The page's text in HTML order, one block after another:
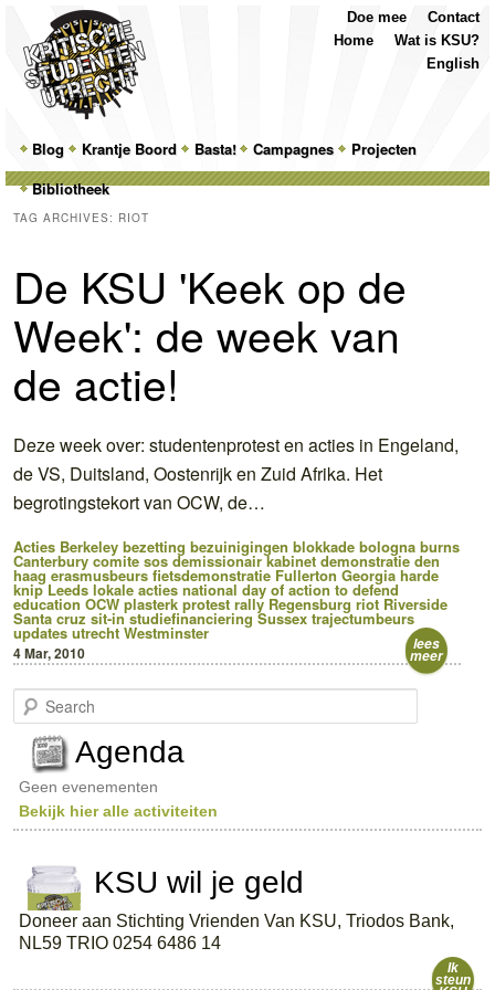
MainSkip
to
primary
content
Skip
to
secondary
content
Blog Krantje Boord Basta! Campagnes
Projecten
Bibliotheek
Contact
Doe mee
Wat is KSU?
Home
English
TAG ARCHIVES: RIOT
De KSU 'Keek op de
Week': de week van
de actie!
Deze week over: studentenprotest en acties in Engeland,
de VS, Duitsland, Oostenrijk en Zuid Afrika. Het
begrotingstekort van OCW, de…
Acties Berkeley bezetting bezuinigingen blokkade bologna burns
Canterbury comite sos demissionair kabinet demonstratie den
haag erasmusbeurs fietsdemonstratie Fullerton Georgia harde
knip Leeds lokale acties national day of action to defend
education OCW plasterk protest rally Regensburg riot Riverside
Santa cruz sit-in studiefinanciering Sussex trajectumbeurs
updates utrecht Westminster
4 Mar, 2010 lees
meer
e
c
h
Agenda
Geen evenementen
Bekijk hier alle activiteiten
KSU wil je geld
Doneer aan Stichting Vrienden Van KSU, Triodos Bank,
NL59 TRIO 0254 6486 14
Ik
steun